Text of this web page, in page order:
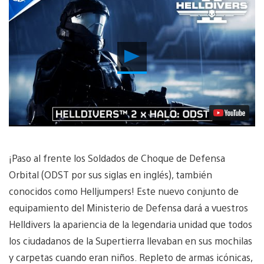
Reproducir
vídeo
¡Paso al frente los Soldados de Choque de Defensa
Orbital (ODST por sus siglas en inglés), también
conocidos como Helljumpers! Este nuevo conjunto de
equipamiento del Ministerio de Defensa dará a vuestros
Helldivers la apariencia de la legendaria unidad que todos
los ciudadanos de la Supertierra llevaban en sus mochilas
y carpetas cuando eran niños. Repleto de armas icónicas,